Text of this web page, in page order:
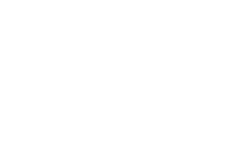
bez nutnosti rezervácie